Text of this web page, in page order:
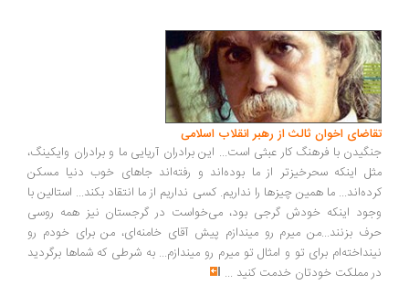
تقاضای اخوان ثالث از رهبر انقلاب اسلامی
جنگیدن با فرهنگ کار عبثی است... این برادران آریایی ما و برادران وایکینگ،
مثل اینکه سحرخیزتر از ما بوده‌اند و رفته‌اند جاهای خوب دنیا مسکن
کرده‌اند... ما همین چیزها را نداریم. کسی نداریم از ما انتقاد بکند... استالین با
وجود اینکه خودش گرجی بود، می‌خواست در گرجستان نیز همه روسی
حرف بزنند...من میرم رو میندازم پیش آقای خامنه‌ای، من برای خودم رو
نینداخته‌ام برای تو و امثال تو میرم رو میندازم... به شرطی که شماها برگردید
در مملکت خودتان خدمت کنید ...